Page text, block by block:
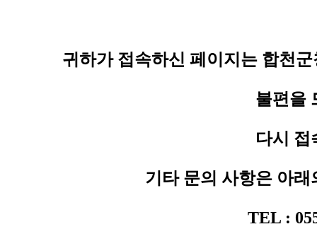
귀하가 접속하신 페이지는 합천
불편을
다시 접
기타 문의 사항은 아
TEL :